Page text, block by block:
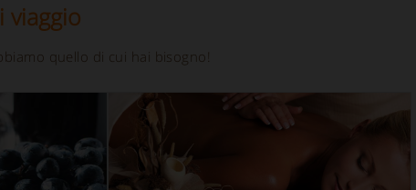
quello di cui hai bisogno!